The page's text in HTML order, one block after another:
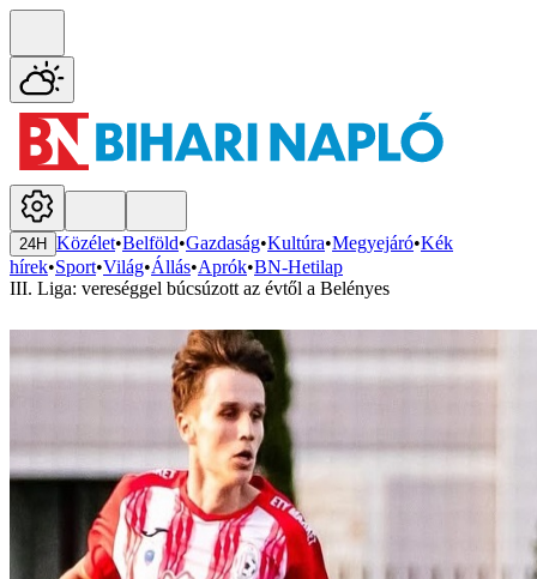
24H Közélet•Belföld•Gazdaság•Kultúra•Megyejáró•Kék
hírek•Sport•Világ•Állás•Aprók•BN-Hetilap
III. Liga: vereséggel búcsúzott az évtől a Belényes